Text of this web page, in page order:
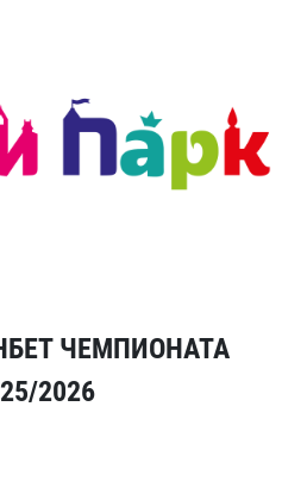
ЧЕМПИОНАТА
2026